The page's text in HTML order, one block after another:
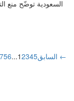
→ السابق 12345
...
التالى ←